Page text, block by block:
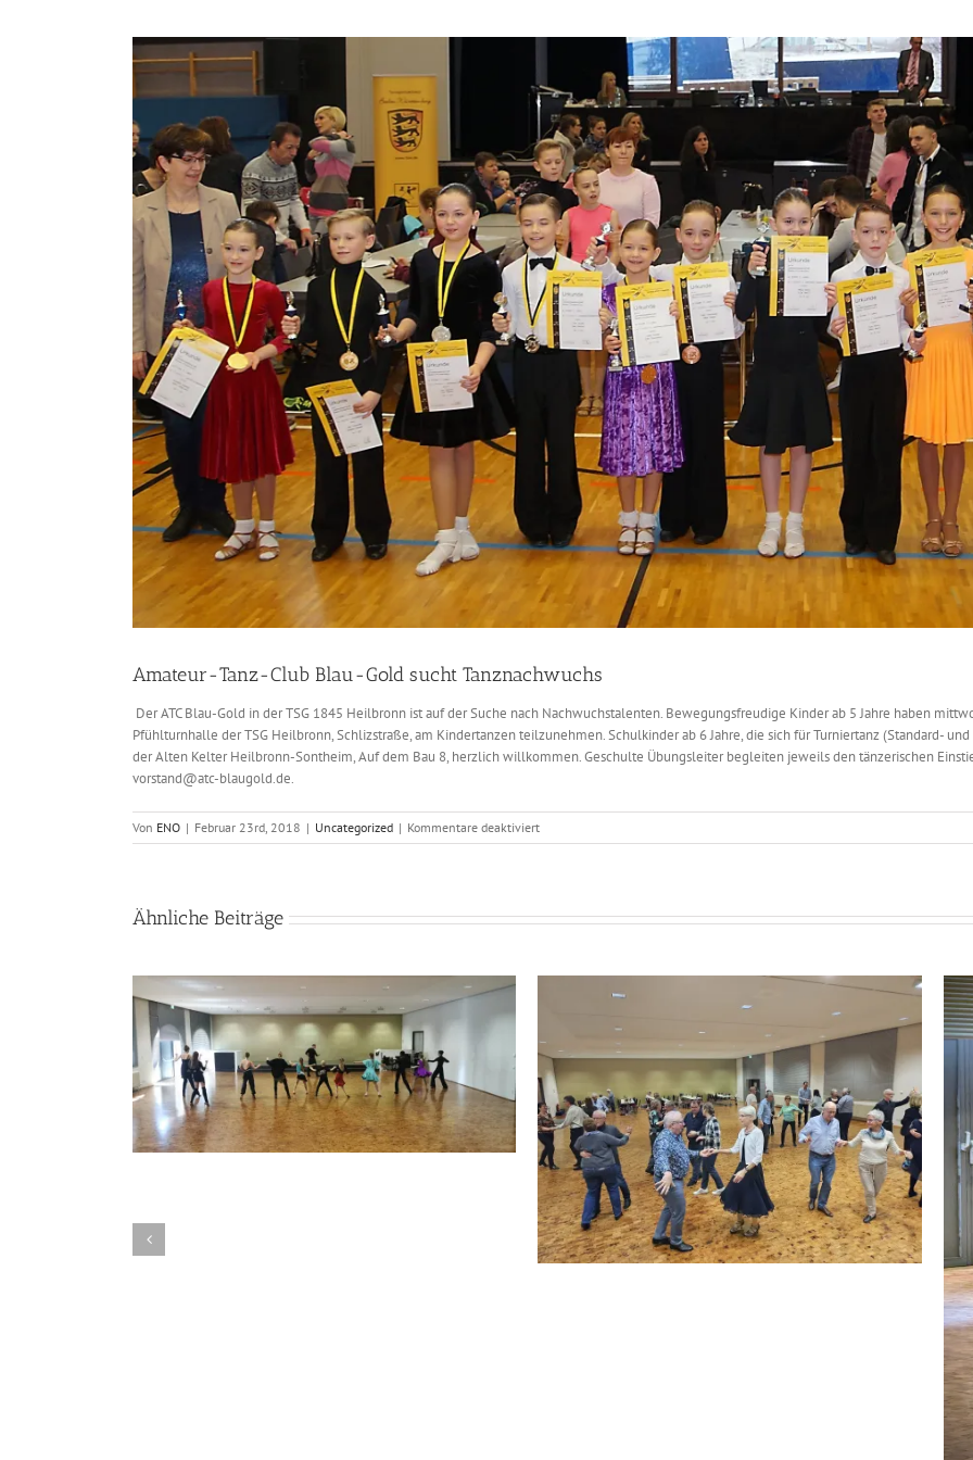
Zeige
grösseres
Amateur-Tanz-Club Blau-Gold sucht Tanznachwuchs
Der ATC Blau-Gold in der TSG 1845 Heilbronn ist auf der Suche nach Nachwuchstalenten. Bewegungsfreudige Kinder ab 5 Jahre haben
Pfühlturnhalle der TSG Heilbronn, Schlizstraße, am Kindertanzen teilzunehmen. Schulkinder ab 6 Jahre, die sich für Turniertanz (Standard-
der Alten Kelter Heilbronn-Sontheim, Auf dem Bau 8, herzlich willkommen. Geschulte Übungsleiter begleiten jeweils den tänzerischen
vorstand@atc-blaugold.de.
Von ENO | Februar 23rd, 2018 | Uncategorized | Kommentare deaktiviertfür
Amateur-
Gold
Ähnliche Beiträge